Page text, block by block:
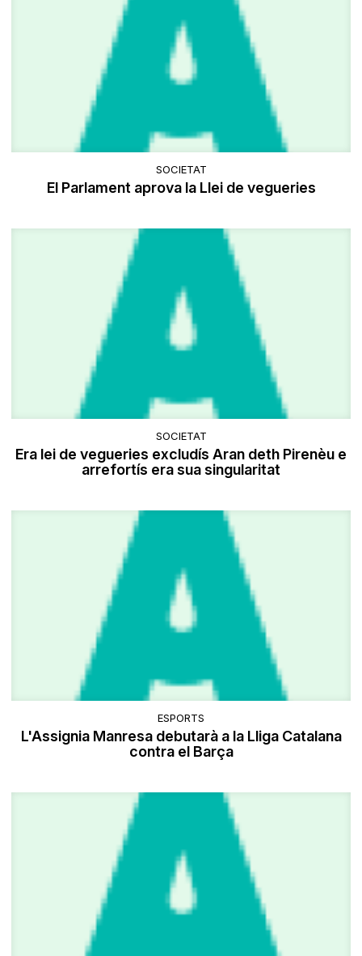
SOCIETAT
El Parlament aprova la Llei de vegueries
SOCIETAT
Era lei de vegueries excludís Aran deth Pirenèu e
arrefortís era sua singularitat
ESPORTS
L'Assignia Manresa debutarà a la Lliga Catalana
contra el Barça